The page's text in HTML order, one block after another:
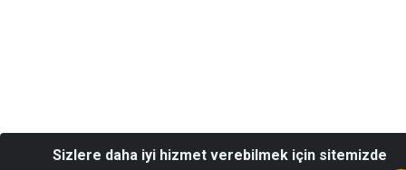
Sizlere daha iyi hizmet verebilmek için sitemizde